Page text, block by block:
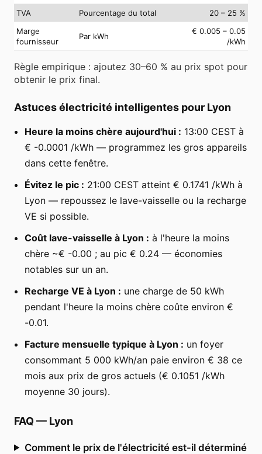
TVA
Pourcentage du total
20 – 25 %
Marge
fournisseur
Par kWh
€ 0.005 – 0.05
/kWh
Règle empirique : ajoutez 30–60 % au prix spot pour
obtenir le prix final.
Astuces électricité intelligentes pour Lyon
Heure la moins chère aujourd'hui : 13:00 CEST à
€ -0.0001 /kWh — programmez les gros appareils
dans cette fenêtre.
Évitez le pic : 21:00 CEST atteint € 0.1741 /kWh à
Lyon — repoussez le lave-vaisselle ou la recharge
VE si possible.
Coût lave-vaisselle à Lyon : à l'heure la moins
chère ~€ -0.00 ; au pic € 0.24 — économies
notables sur un an.
Recharge VE à Lyon : une charge de 50 kWh
pendant l'heure la moins chère coûte environ €
-0.01.
Facture mensuelle typique à Lyon : un foyer
consommant 5 000 kWh/an paie environ € 38 ce
mois aux prix de gros actuels (€ 0.1051 /kWh
moyenne 30 jours).
FAQ — Lyon
Comment le prix de l'électricité est-il déterminé